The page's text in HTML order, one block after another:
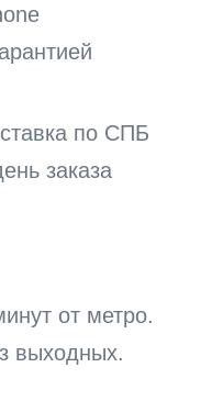
по СПБ
заказа
от метро.
выходных.